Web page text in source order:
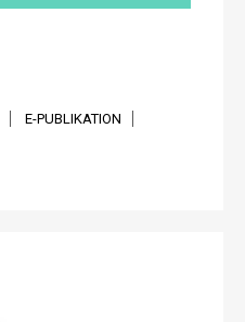
E-PUBLIKATION